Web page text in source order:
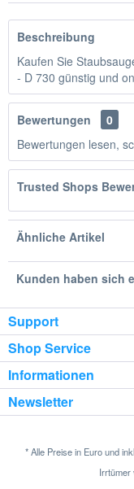
Beschreibung
Kaufen Sie
- D 730 günstig und
Bewertungen
0
Bewertungen lesen,
Trusted Shops
Ähnliche Artikel
Kunden haben sich
Support
Shop Service
Informationen
Newsletter
* Alle Preise in Euro und
Irrtümer